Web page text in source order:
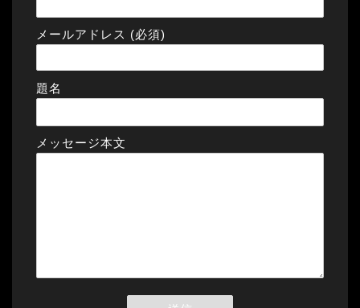
メールアドレス (必須)
題名
メッセージ本文